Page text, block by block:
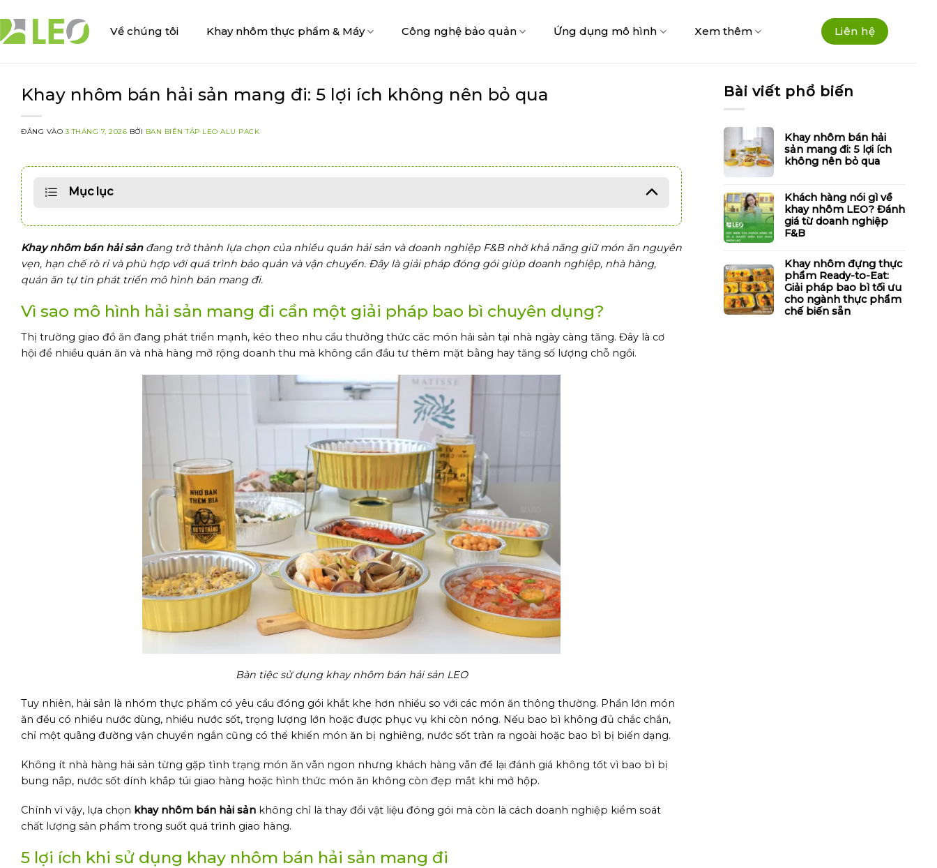
qua
nội
Về chúng tôi Khay nhôm thực phẩm & Máy Công nghệ bảo quản Ứng dụng mô hình Xem thêm Liên hệ
Khay nhôm bán hải sản mang đi: 5 lợi ích không nên bỏ qua
ĐĂNG VÀO 3 THÁNG 7, 2026 BỞI BAN BIÊN TẬP LEO ALU PACK
Mục lục
Khay nhôm bán hải sản đang trở thành lựa chọn của nhiều quán hải sản và doanh nghiệp F&B nhờ khả năng giữ món ăn nguyên
vẹn, hạn chế rò rỉ và phù hợp với quá trình bảo quản và vận chuyển. Đây là giải pháp đóng gói giúp doanh nghiệp, nhà hàng,
quán ăn tự tin phát triển mô hình bán mang đi.
Vì sao mô hình hải sản mang đi cần một giải pháp bao bì chuyên dụng?
Thị trường giao đồ ăn đang phát triển mạnh, kéo theo nhu cầu thưởng thức các món hải sản tại nhà ngày càng tăng. Đây là cơ
hội để nhiều quán ăn và nhà hàng mở rộng doanh thu mà không cần đầu tư thêm mặt bằng hay tăng số lượng chỗ ngồi.
Bàn tiệc sử dụng khay nhôm bán hải sản LEO
Tuy nhiên, hải sản là nhóm thực phẩm có yêu cầu đóng gói khắt khe hơn nhiều so với các món ăn thông thường. Phần lớn món
ăn đều có nhiều nước dùng, nhiều nước sốt, trọng lượng lớn hoặc được phục vụ khi còn nóng. Nếu bao bì không đủ chắc chắn,
chỉ một quãng đường vận chuyển ngắn cũng có thể khiến món ăn bị nghiêng, nước sốt tràn ra ngoài hoặc bao bì bị biến dạng.
Không ít nhà hàng hải sản từng gặp tình trạng món ăn vẫn ngon nhưng khách hàng vẫn để lại đánh giá không tốt vì bao bì bị
bung nắp, nước sốt dính khắp túi giao hàng hoặc hình thức món ăn không còn đẹp mắt khi mở hộp.
Chính vì vậy, lựa chọn khay nhôm bán hải sản không chỉ là thay đổi vật liệu đóng gói mà còn là cách doanh nghiệp kiểm soát
chất lượng sản phẩm trong suốt quá trình giao hàng.
5 lợi ích khi sử dụng khay nhôm bán hải sản mang đi
Bài viết phổ biến
Khay nhôm bán hải
sản mang đi: 5 lợi ích
không nên bỏ qua
Khách hàng nói gì về
khay nhôm LEO? Đánh
giá từ doanh nghiệp
F&B
Khay nhôm đựng thực
phẩm Ready-to-Eat:
Giải pháp bao bì tối ưu
cho ngành thực phẩm
chế biến sẵn